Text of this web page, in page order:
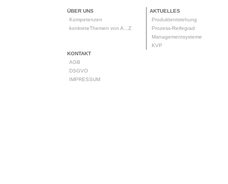
ÜBER UNS
Kompetenzen
konkreteThemen von A...Z
AKTUELLES
Produktentstehung
Prozess-Reifegrad
Managementsysteme
KVP
KONTAKT
AGB
DSGVO
IMPRESSUM